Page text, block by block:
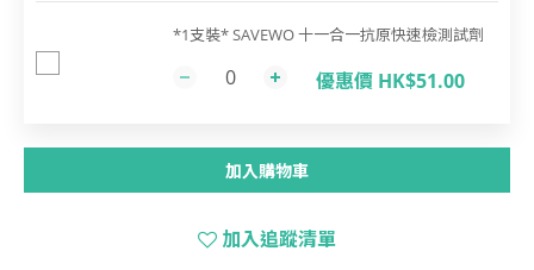
*1支裝* SAVEWO 十一合一抗原快速檢測試劑
優惠價 HK$51.00
加入購物車
加入追蹤清單